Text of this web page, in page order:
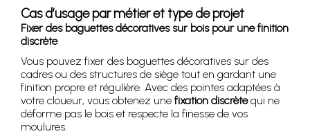
Cas d’usage par métier et type de projet
Fixer des baguettes décoratives sur bois pour une finition
discrète
Vous pouvez fixer des baguettes décoratives sur des
cadres ou des structures de siège tout en gardant une
finition propre et régulière. Avec des pointes adaptées à
votre cloueur, vous obtenez une fixation discrètequi ne
déforme pas le bois et respecte la finesse de vos
moulures.